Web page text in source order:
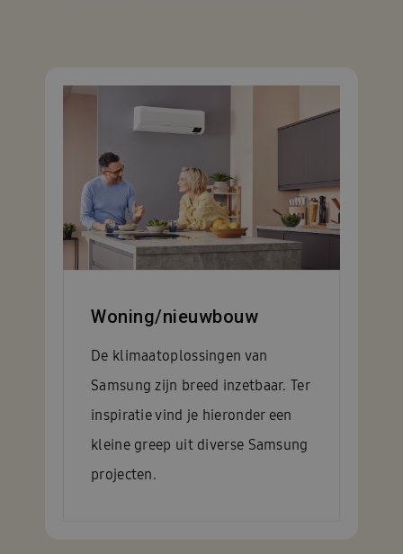
Woning/nieuwbouw
De klimaatoplossingen van
Samsung zijn breed inzetbaar. Ter
inspiratie vind je hieronder een
kleine greep uit diverse Samsung
projecten.